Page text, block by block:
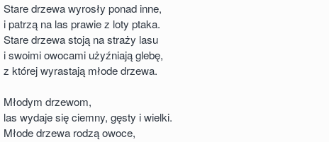
Stare drzewa wyrosły ponad inne,
i patrzą na las prawie z loty ptaka.
Stare drzewa stoją na straży lasu
i swoimi owocami użyźniają glebę,
z której wyrastają młode drzewa.
Młodym drzewom,
las wydaje się ciemny, gęsty i wielki.
Młode drzewa rodzą owoce,